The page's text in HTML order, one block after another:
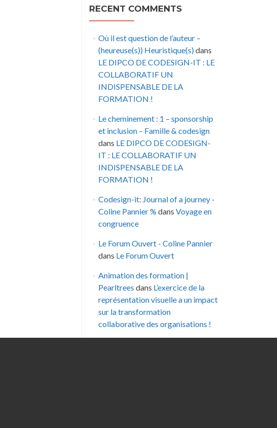
RECENT COMMENTS
Où il est question de l’auteur –
(heureuse(s)) Heuristique(s)dans
LE DIPCO DE CODESIGN-IT : LE
COLLABORATIF UN
INDISPENSABLE DE LA
FORMATION !
Le cheminement : 1 – sponsorship
et inclusion – Famille & codesign
dans LE DIPCO DE CODESIGN-
IT : LE COLLABORATIF UN
INDISPENSABLE DE LA
FORMATION !
Codesign-it: Journal of a journey -
Coline Pannier % dans Voyage en
congruence
Le Forum Ouvert - Coline Pannier
dans Le Forum Ouvert
Animation des formation |
Pearltrees dans L’exercice de la
représentation visuelle a un impact
sur la transformation
collaborative des organisations !